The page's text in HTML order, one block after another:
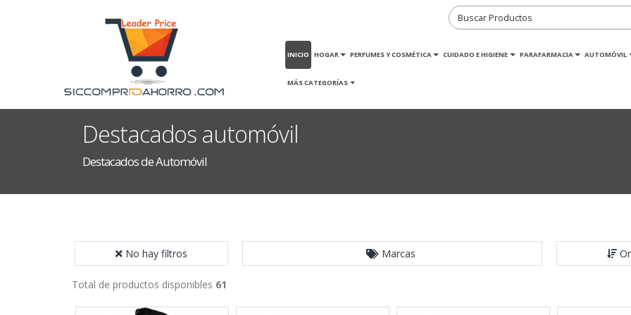
INICIO HOGAR PERFUMES Y COSMÉTICA CUIDADO E HIGIENE PARAFARMACIA AUTOMÓVIL
MÁS CATEGORÍAS
Destacados automóvil
Destacados de Automóvil
No hay filtros Marcas
Total de productos disponibles 61